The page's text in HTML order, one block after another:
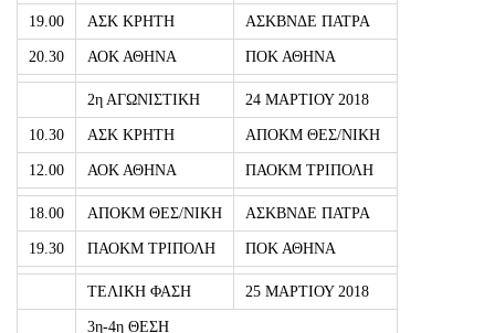
19.00 ΑΣΚ ΚΡΗΤΗ ΑΣΚΒΝΔΕ ΠΑΤΡΑ
20.30 ΑΟΚ ΑΘΗΝΑ ΠΟΚ ΑΘΗΝΑ
2η ΑΓΩΝΙΣΤΙΚΗ 24 ΜΑΡΤΙΟΥ 2018
10.30 ΑΣΚ ΚΡΗΤΗ ΑΠΟΚΜ ΘΕΣ/ΝΙΚΗ
12.00 ΑΟΚ ΑΘΗΝΑ ΠΑΟΚΜ ΤΡΙΠΟΛΗ
18.00 ΑΠΟΚΜ ΘΕΣ/ΝΙΚΗ ΑΣΚΒΝΔΕ ΠΑΤΡΑ
19.30 ΠΑΟΚΜ ΤΡΙΠΟΛΗ ΠΟΚ ΑΘΗΝΑ
ΤΕΛΙΚΗ ΦΑΣΗ 25 ΜΑΡΤΙΟΥ 2018
3η-4η ΘΕΣΗ